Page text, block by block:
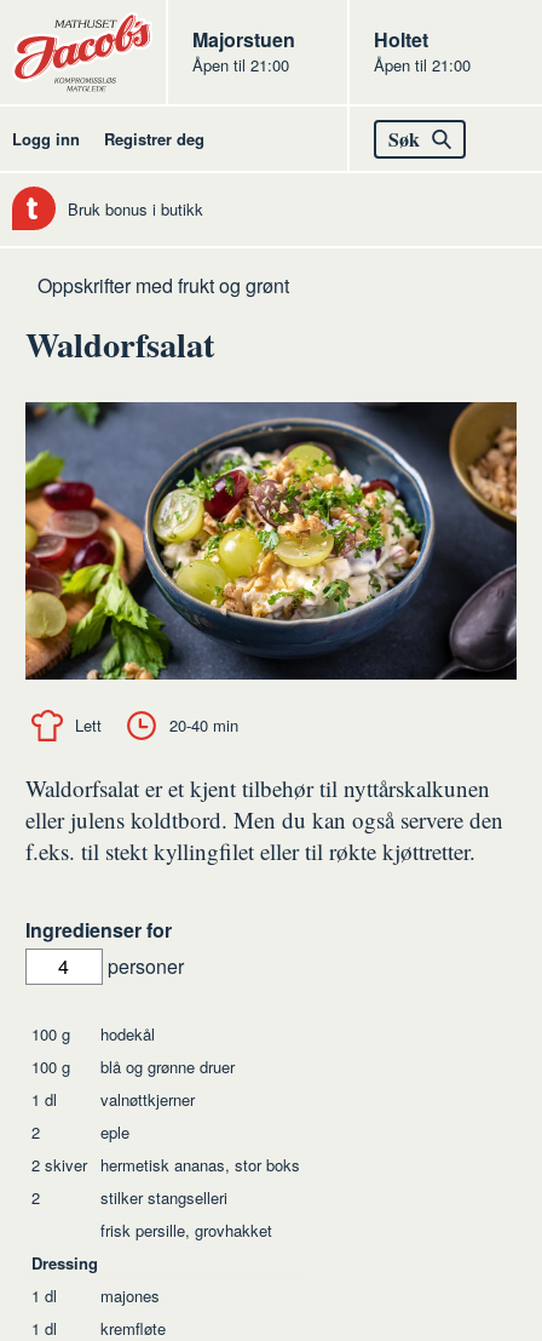
Butikker
Jacobs
Majorstuen
Åpen til 21:00
Jacobs
Holtet
Åpen til 21:00
Logg inn Registrer deg Søk
Bruk bonus i butikk
Hjem
Frukt
grønt
Oppskrifter med frukt og grønt
Waldorfsalat
Lett 20-40 min
Waldorfsalat er et kjent tilbehør til nyttårskalkunen
eller julens koldtbord. Men du kan også servere den
f.eks. til stekt kyllingfilet eller til røkte kjøttretter.
Ingredienser for
personer
100g
hodekål
100g
blå og grønne druer
1 dl
valnøttkjerner
2
eple
2skiver
hermetisk ananas, stor boks
2
stilker stangselleri
frisk persille, grovhakket
Dressing
1 dl
majones
1 dl
kremfløte